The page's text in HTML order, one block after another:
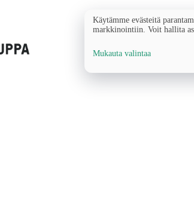
Käytämme evästeitä
markkinointiin. Voit hallita
Mukauta valintaa